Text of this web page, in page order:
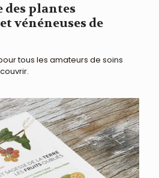
plantes
vénéneuses de
tous les amateurs de soins